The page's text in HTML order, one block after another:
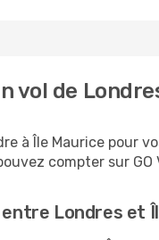
vol de
à Île Maurice pour
compter sur
Londres et